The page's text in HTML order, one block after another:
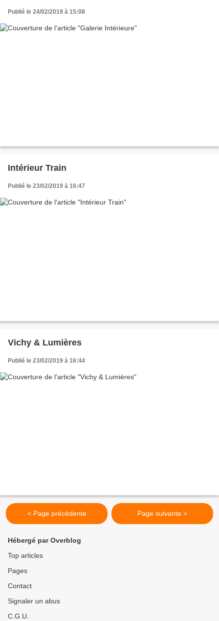
Publié le 24/02/2019 à 15:08
Intérieur Train
Publié le 23/02/2019 à 16:47
Vichy & Lumières
Publié le 23/02/2019 à 16:44
< Page précédente Page suivante >
Hébergé par Overblog
Top articles
Pages
Contact
Signaler un abus
C.G.U.